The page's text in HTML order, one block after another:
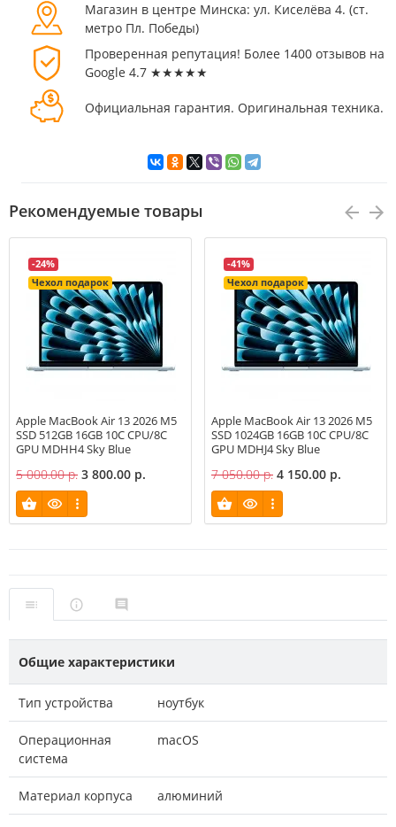
Магазин в центре Минска: ул. Киселёва 4. (cт.
метро Пл. Победы)
Проверенная репутация! Более 1400 отзывов на
Google 4.7 ★★★★★
Официальная гарантия. Оригинальная техника.
Рекомендуемые товары
-24%
Чехол подарок
Apple MacBook Air 13 2026 M5
SSD 512GB 16GB 10C CPU/8C
GPU MDHH4 Sky Blue
5 000.00 р. 3 800.00 р.
-41%
Чехол подарок
Apple MacBook Air 13 2026 M5
SSD 1024GB 16GB 10C CPU/8C
GPU MDHJ4 Sky Blue
7 050.00 р. 4 150.00 р.
Общие характеристики
Тип устройства ноутбук
Операционная
система
macOS
Материал корпуса алюминий